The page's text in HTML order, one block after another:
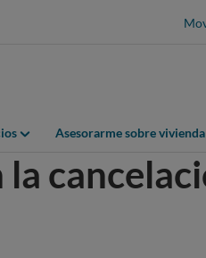
Asesorarme sobre vivienda